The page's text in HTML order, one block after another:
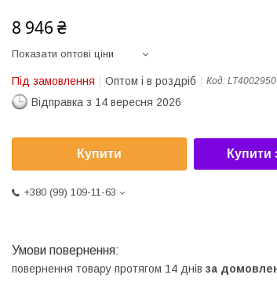
8 946 ₴
Показати оптові ціни
Під замовлення Оптом і в роздріб Код: LT4002950
Відправка з 14 вересня 2026
Купити Купити
+380 (99) 109-11-63
повернення товару протягом 14 днів за